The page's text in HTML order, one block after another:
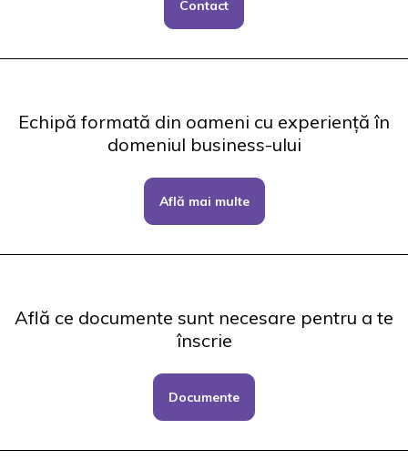
Contact
Echipă formată din oameni cu experiență în
domeniul business-ului
Află mai multe
Află ce documente sunt necesare pentru a te
înscrie
Documente